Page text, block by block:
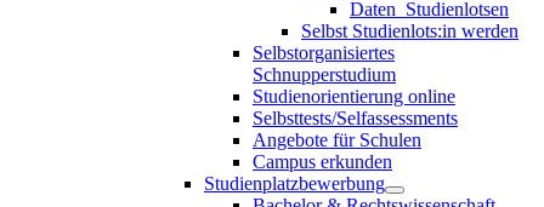
Daten_Studienlotsen
Selbst Studienlots:in werden
Selbstorganisiertes
Schnupperstudium
Studienorientierung online
Selbsttests/Selfassessments
Angebote für Schulen
Campus erkunden
Studienplatzbewerbung